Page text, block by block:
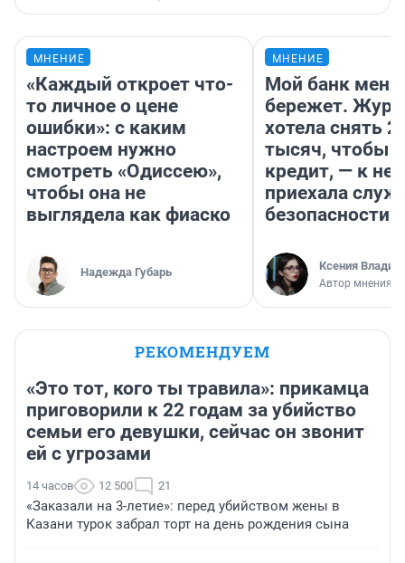
МНЕНИЕ
«Каждый откроет что-
то личное о цене
ошибки»: с каким
настроем нужно
смотреть «Одиссею»,
чтобы она не
выглядела как фиаско
Надежда Губарь
МНЕНИЕ
Мой банк меня
бережет.
хотела снять
тысяч, чтобы
кредит, — к
приехала
безопасности
Ксения
Автор мнения
РЕКОМЕНДУЕМ
«Это тот, кого ты травила»: прикамца
приговорили к 22 годам за убийство
семьи его девушки, сейчас он звонит
ей с угрозами
14 часов 12 500 21
«Заказали на 3-летие»: перед убийством жены в
Казани турок забрал торт на день рождения сына